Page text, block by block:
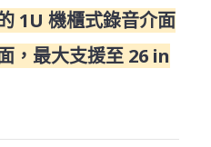
1U 機櫃式錄音介面
，最大支援至 26 in